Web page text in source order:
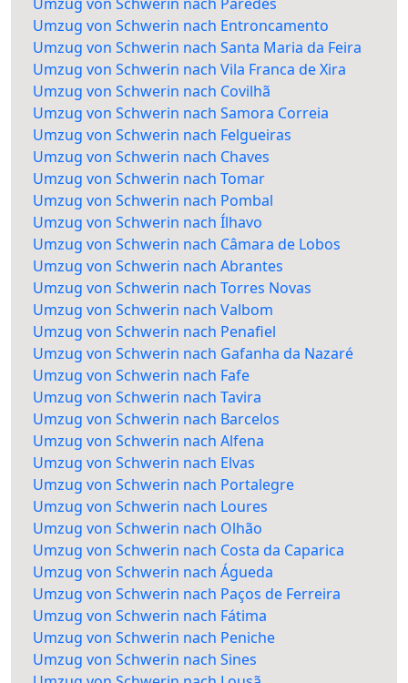
Umzug von Schwerin nach Entroncamento
Umzug von Schwerin nach Santa Maria da Feira
Umzug von Schwerin nach Vila Franca de Xira
Umzug von Schwerin nach Covilhã
Umzug von Schwerin nach Samora Correia
Umzug von Schwerin nach Felgueiras
Umzug von Schwerin nach Chaves
Umzug von Schwerin nach Tomar
Umzug von Schwerin nach Pombal
Umzug von Schwerin nach Ílhavo
Umzug von Schwerin nach Câmara de Lobos
Umzug von Schwerin nach Abrantes
Umzug von Schwerin nach Torres Novas
Umzug von Schwerin nach Valbom
Umzug von Schwerin nach Penafiel
Umzug von Schwerin nach Gafanha da Nazaré
Umzug von Schwerin nach Fafe
Umzug von Schwerin nach Tavira
Umzug von Schwerin nach Barcelos
Umzug von Schwerin nach Alfena
Umzug von Schwerin nach Elvas
Umzug von Schwerin nach Portalegre
Umzug von Schwerin nach Loures
Umzug von Schwerin nach Olhão
Umzug von Schwerin nach Costa da Caparica
Umzug von Schwerin nach Águeda
Umzug von Schwerin nach Paços de Ferreira
Umzug von Schwerin nach Fátima
Umzug von Schwerin nach Peniche
Umzug von Schwerin nach Sines